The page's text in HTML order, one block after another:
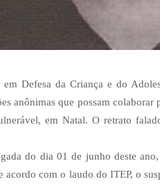
em Defesa da Criança e do
anônimas que possam
em Natal. O retrato
do dia 01 de junho deste
com o laudo do ITEP, o